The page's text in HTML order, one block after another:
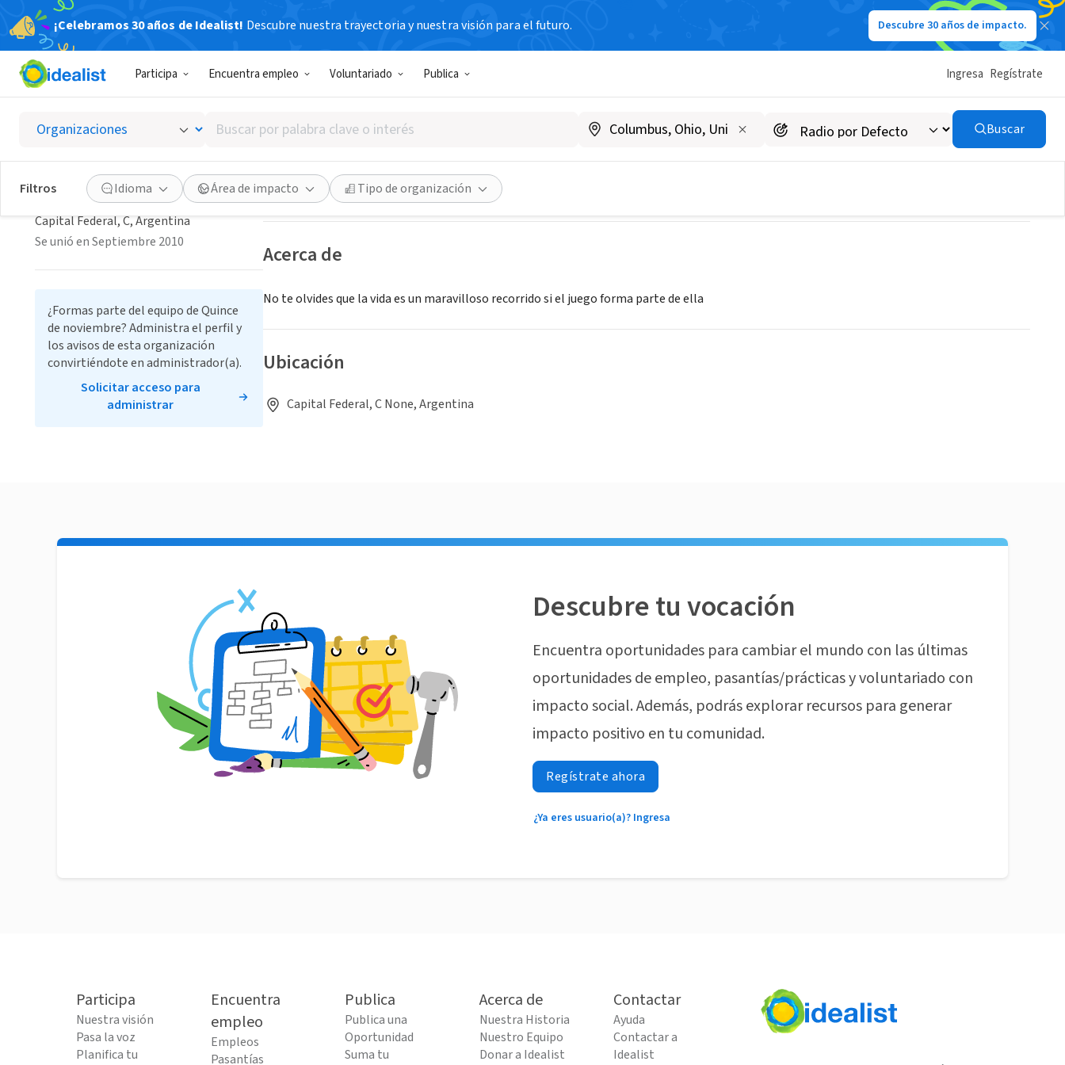
¡Celebramos 30 años de Idealist! Descubre nuestra trayectoria y nuestra visión para el futuro. Descubre 30 años de impacto.
Participa Encuentra empleo Voluntariado Publica Ingresa Regístrate
Buscar
por
palabra
clave
o
interés
Buscar
Filtros Idioma Área de impacto Tipo de organización
Quince de noviembre
Capital Federal, C, Argentina 15denoviembre10.blogspot.com
Guardar Compartir
Acerca de
No te olvides que la vida es un maravilloso recorrido si el juego forma parte de ella
Ubicación
Capital Federal, C None, Argentina
Quince de noviembre
Capital Federal, C, Argentina
Se unió en Septiembre 2010
¿Formas parte del equipo de Quince
de noviembre? Administra el perfil y
los avisos de esta organización
convirtiéndote en administrador(a).
Solicitar acceso para
administrar
Descubre tu vocación
Encuentra oportunidades para cambiar el mundo con las últimas
oportunidades de empleo, pasantías/prácticas y voluntariado con
impacto social. Además, podrás explorar recursos para generar
impacto positivo en tu comunidad.
Regístrate ahora
¿Ya eres usuario(a)? Ingresa
Participa
Nuestra visión
Pasa la voz
Planifica tu
Encuentra
empleo
Empleos
Pasantías
Publica
Publica una
Oportunidad
Suma tu
Acerca de
Nuestra Historia
Nuestro Equipo
Donar a Idealist
Contactar
Ayuda
Contactar a
Idealist